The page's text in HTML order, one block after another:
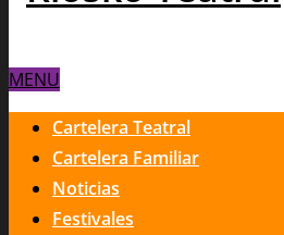
MENU
Cartelera Teatral
Cartelera Familiar
Noticias
Festivales